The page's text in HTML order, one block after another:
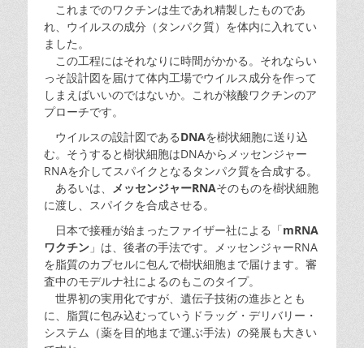
これまでのワクチンは生であれ精製したものであ
れ、ウイルスの成分（タンパク質）を体内に入れてい
ました。
この工程にはそれなりに時間がかかる。それならい
っそ設計図を届けて体内工場でウイルス成分を作って
しまえばいいのではないか。これが核酸ワクチンのア
プローチです。
ウイルスの設計図であるDNAを樹状細胞に送り込
む。そうすると樹状細胞はDNAからメッセンジャー
RNAを介してスパイクとなるタンパク質を合成する。
あるいは、
メッセンジャーRNAそのものを樹状細胞
に渡し、スパイクを合成させる。
日本で接種が始まったファイザー社による「mRNA
ワクチン 」は、後者の手法です。メッセンジャーRNA
を脂質のカプセルに包んで樹状細胞まで届けます。審
査中のモデルナ社によるのもこのタイプ。
世界初の実用化ですが、遺伝子技術の進歩ととも
に、脂質に包み込むっていうドラッグ・デリバリー・
システム（薬を目的地まで運ぶ手法）の発展も大きい